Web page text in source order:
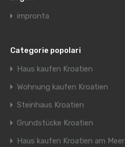
impronta
Categorie popolari
Haus kaufen Kroatien
Wohnung kaufen Kroatien
Steinhaus Kroatien
Grundstücke Kroatien
Haus kaufen Kroatien am Meer